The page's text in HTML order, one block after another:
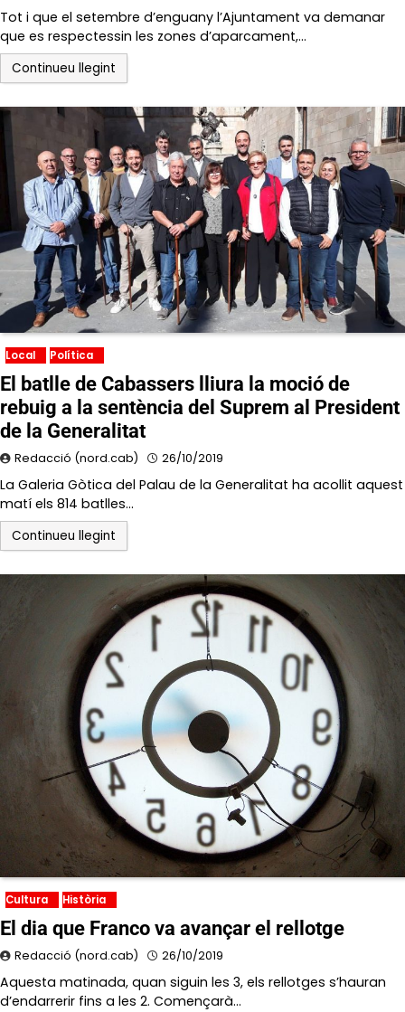
Tot i que el setembre d’enguany l’Ajuntament va demanar
que es respectessin les zones d’aparcament,…
Continueu llegint
Local Política
El batlle de Cabassers lliura la moció de
rebuig a la sentència del Suprem al President
de la Generalitat
Redacció (nord.cab) 26/10/2019
La Galeria Gòtica del Palau de la Generalitat ha acollit aquest
matí els 814 batlles…
Continueu llegint
Cultura Història
El dia que Franco va avançar el rellotge
Redacció (nord.cab) 26/10/2019
Aquesta matinada, quan siguin les 3, els rellotges s’hauran
d’endarrerir fins a les 2. Començarà…